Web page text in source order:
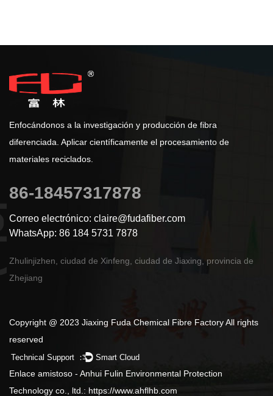
Enfocándonos a la investigación y producción de fibra
diferenciada. Aplicar científicamente el procesamiento de
materiales reciclados.
86-18457317878
Correo electrónico: claire@fudafiber.com
WhatsApp: 86 184 5731 7878
Zhulinjizhen, ciudad de Xinfeng, ciudad de Jiaxing, provincia de
Zhejiang
Copyright @ 2023 Jiaxing Fuda Chemical Fibre Factory All rights
reserved
Technical Support ： Smart Cloud
Enlace amistoso - Anhui Fulin Environmental Protection
Technology co., ltd.: https://www.ahflhb.com